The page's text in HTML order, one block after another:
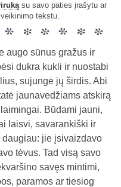
su savo paties įrašytu ar
tekstu.
augo sūnus gražus ir
dukra kukli ir nuostabi
sujungė jų širdis. Abi
jaunavedžiams atskirą
Būdami jauni,
laisvi, savarankiški ir
jie įsivaizdavo
tėvus. Tad visą savo
savęs mintimi,
paramos ar tiesiog